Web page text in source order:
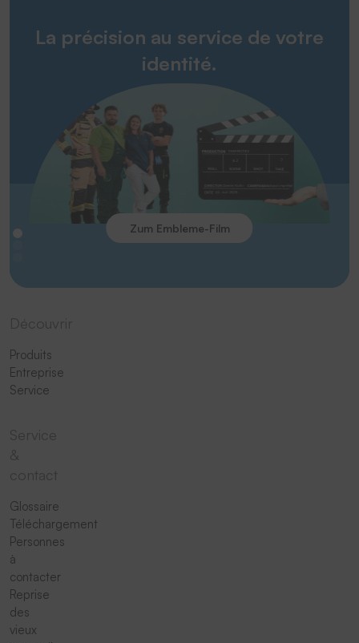
La précision au service de votre
identité.
Zum Embleme-Film
Produits
Entreprise
Service
Glossaire
Téléchargement
Personnes
à
contacter
Reprise
des
vieux